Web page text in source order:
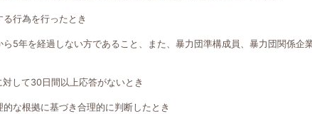
行為を行ったとき
5年を経過しない方であること、また、暴力団準構成員、暴力団関係企
して30日間以上応答がないとき
な根拠に基づき合理的に判断したとき